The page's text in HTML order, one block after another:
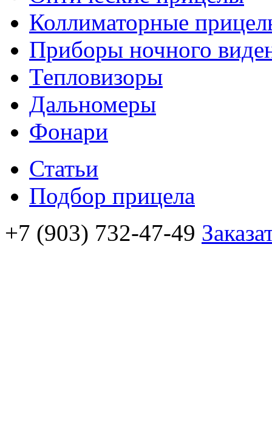
Коллиматорные
Приборы ночного
Тепловизоры
Дальномеры
Фонари
Статьи
Подбор прицела
+7 (903) 732-47-49